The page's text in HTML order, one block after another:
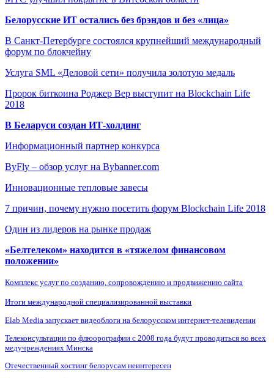
Белорусские ИТ остались без брэндов и без «лица»
В Санкт-Петербурге состоялся крупнейший международный
форум по блокчейну
Услуга SML «Деловой сети» получила золотую медаль
Пророк биткоина Роджер Вер выступит на Blockchain Life
2018
В Беларуси создан ИТ-холдинг
Информационный партнер конкурса
ByFly – обзор услуг на Bybanner.com
Инновационные тепловые завесы
7 причин, почему нужно посетить форум Blockchain Life 2018
Один из лидеров на рынке продаж
«Белтелеком» находится в «тяжелом финансовом
положении»
Комплекс услуг по созданию, сопровождению и продвижению сайта
Итоги международной специализированной выставки
Elab Media запускает видеоблоги на белорусском интернет-телевидении
Телеконсультации по флюорографии с 2008 года будут проводиться во всех
медучреждениях Минска
Отечественный хостинг белорусам неинтересен